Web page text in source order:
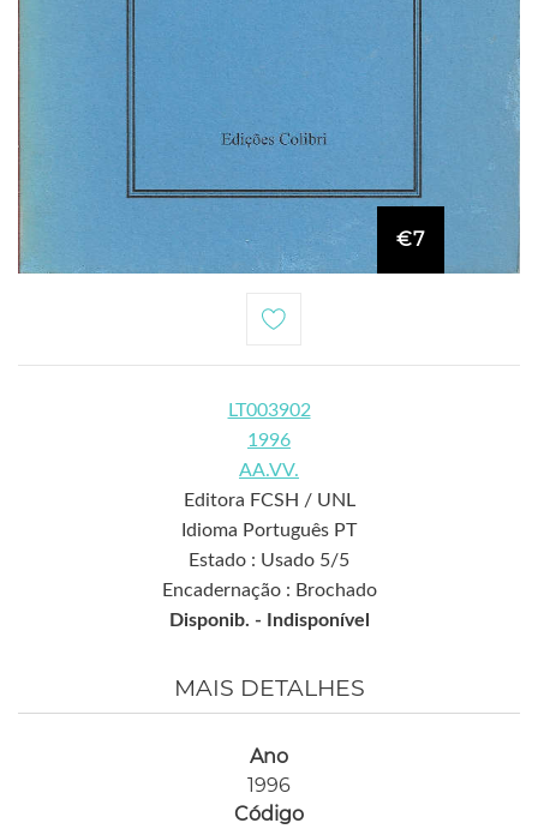
€7
LT003902
1996
AA.VV.
Editora FCSH / UNL
Idioma Português PT
Estado : Usado 5/5
Encadernação : Brochado
Disponib. - Indisponível
MAIS DETALHES
Ano
1996
Código